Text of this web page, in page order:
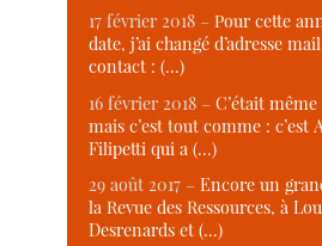
17 février 2018 –Pour cette
date, j’ai changé d’adresse
contact : (…)
16 février 2018 –C’était
mais c’est tout comme : c’est
Filipetti qui a (…)
29 août 2017 –Encore un
la Revue des Ressources, à
Desrenards et (…)